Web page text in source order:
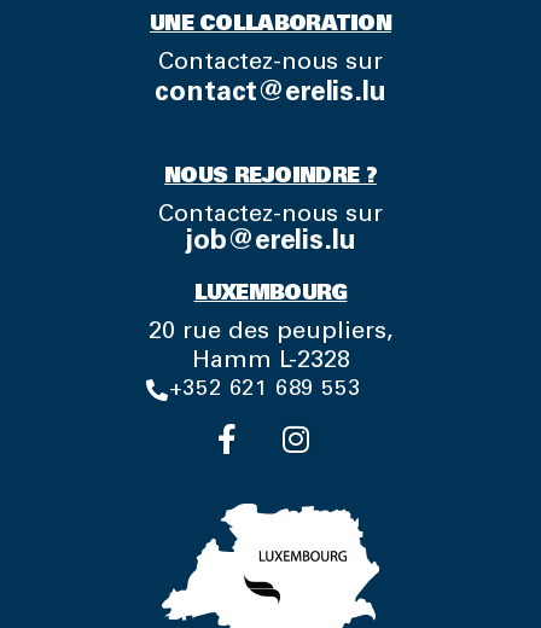
UNE COLLABORATION
Contactez-nous sur
contact@erelis.lu
NOUS REJOINDRE ?
Contactez-nous sur
job@erelis.lu
LUXEMBOURG
20 rue des peupliers,
Hamm L-2328
+352 621 689 553